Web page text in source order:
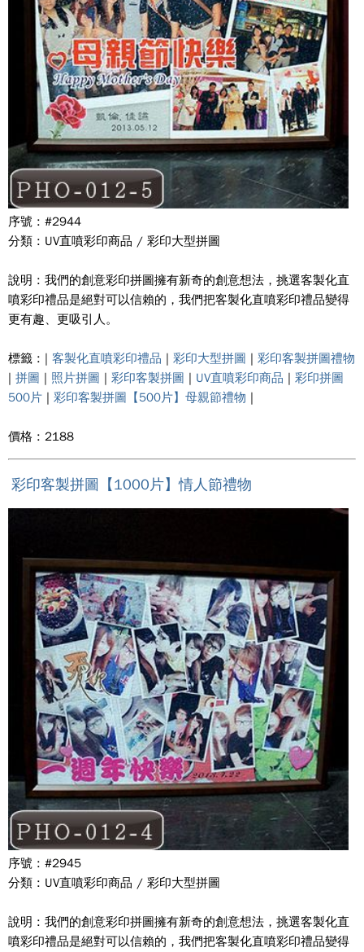
序號 : #2944
分類 : UV直噴彩印商品 / 彩印大型拼圖
說明 : 我們的創意彩印拼圖擁有新奇的創意想法，挑選客製化直
噴彩印禮品是絕對可以信賴的，我們把客製化直噴彩印禮品變得
更有趣、更吸引人。
標籤 : | 客製化直噴彩印禮品 | 彩印大型拼圖 | 彩印客製拼圖禮物
| 拼圖 | 照片拼圖 | 彩印客製拼圖 | UV直噴彩印商品 | 彩印拼圖
500片 | 彩印客製拼圖【500片】母親節禮物 |
價格 : 2188
彩印客製拼圖【1000片】情人節禮物
序號 : #2945
分類 : UV直噴彩印商品 / 彩印大型拼圖
說明 : 我們的創意彩印拼圖擁有新奇的創意想法，挑選客製化直
噴彩印禮品是絕對可以信賴的，我們把客製化直噴彩印禮品變得